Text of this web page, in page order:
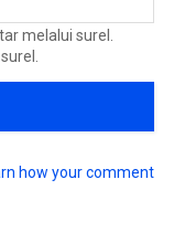
melalui surel.
how your comment